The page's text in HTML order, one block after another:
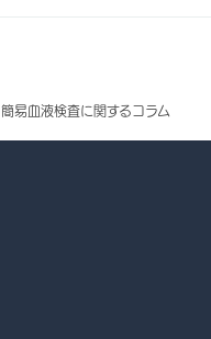
簡易血液検査に関するコラム